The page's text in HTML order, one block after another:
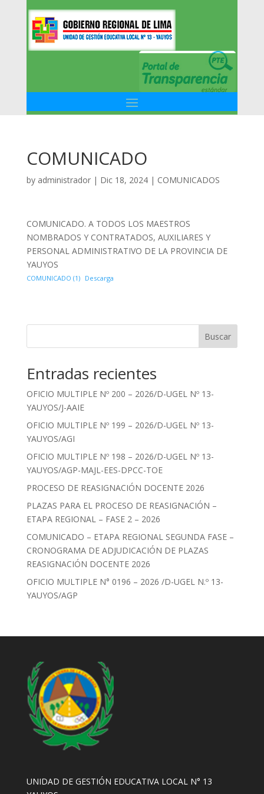
COMUNICADO
by administrador| Dic 18, 2024| COMUNICADOS
COMUNICADO. A TODOS LOS MAESTROS
NOMBRADOS Y CONTRATADOS, AUXILIARES Y
PERSONAL ADMINISTRATIVO DE LA PROVINCIA DE
YAUYOS
COMUNICADO (1) Descarga
Buscar
Entradas recientes
OFICIO MULTIPLE Nº 200 – 2026/D-UGEL Nº 13-
YAUYOS/J-AAIE
OFICIO MULTIPLE Nº 199 – 2026/D-UGEL Nº 13-
YAUYOS/AGI
OFICIO MULTIPLE Nº 198 – 2026/D-UGEL Nº 13-
YAUYOS/AGP-MAJL-EES-DPCC-TOE
PROCESO DE REASIGNACIÓN DOCENTE 2026
PLAZAS PARA EL PROCESO DE REASIGNACIÓN –
ETAPA REGIONAL – FASE 2 – 2026
COMUNICADO – ETAPA REGIONAL SEGUNDA FASE –
CRONOGRAMA DE ADJUDICACIÓN DE PLAZAS
REASIGNACIÓN DOCENTE 2026
OFICIO MULTIPLE N° 0196 – 2026 /D-UGEL N.º 13-
YAUYOS/AGP
UNIDAD DE GESTIÓN EDUCATIVA LOCAL N° 13